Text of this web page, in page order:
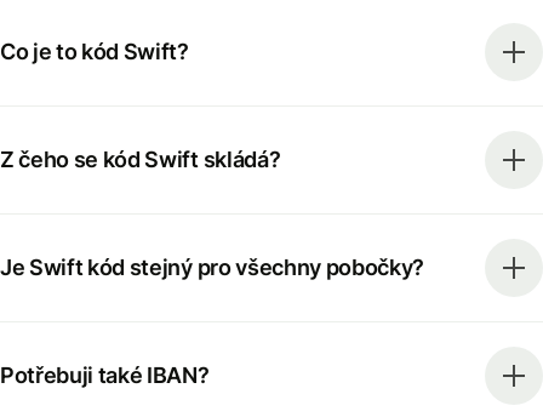
Co je to kód Swift?
Z čeho se kód Swift skládá?
Je Swift kód stejný pro všechny pobočky?
Potřebuji také IBAN?